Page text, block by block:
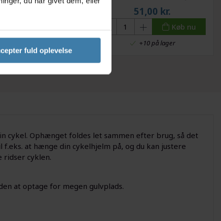
fuld oplevelse
til cykler
scooter og motorcykler - Grå
51,00 kr.
Køb nu
+10 på lager
cykel. Ophænget foldes let sammen efter brug, så det
at hænge din cykelhjelm på, og du kan justere
ridser cyklen.
at optage for megen gulvplads.